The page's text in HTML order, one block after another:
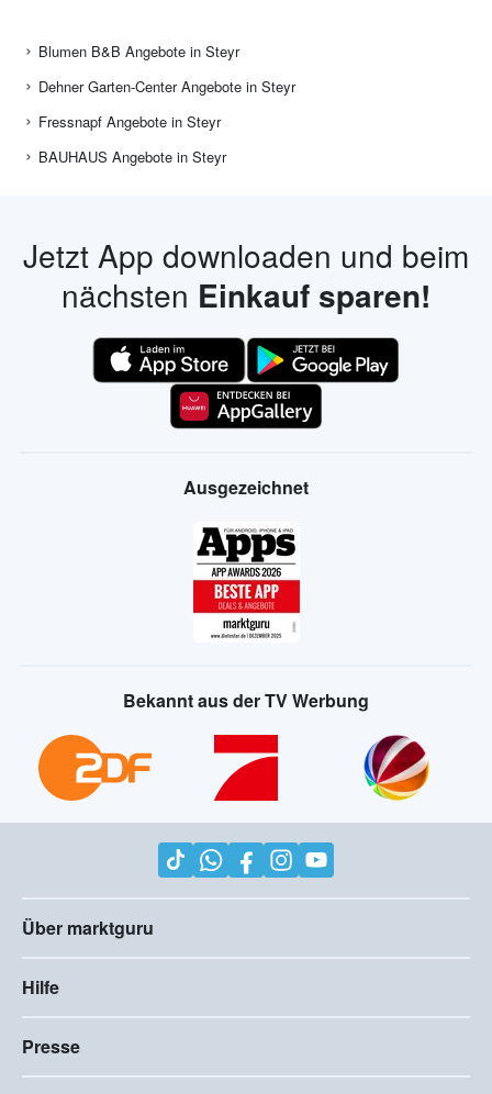
Blumen B&B Angebote in Steyr
Dehner Garten-Center Angebote in Steyr
Fressnapf Angebote in Steyr
BAUHAUS Angebote in Steyr
Jetzt App downloaden und beim
nächsten Einkauf sparen!
Ausgezeichnet
Bekannt aus der TV Werbung
Über marktguru
Hilfe
Presse